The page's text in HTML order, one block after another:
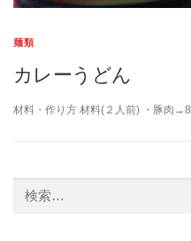
麺類
カレーうどん
材料・作り方 材料(２人前) ・豚肉
検索: